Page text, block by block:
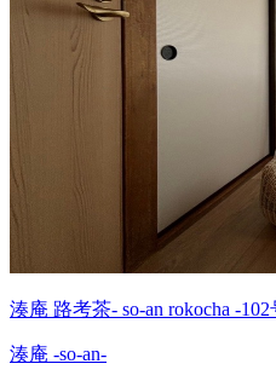
湊庵 路考茶- so-an rokocha -102
湊庵 -so-an-